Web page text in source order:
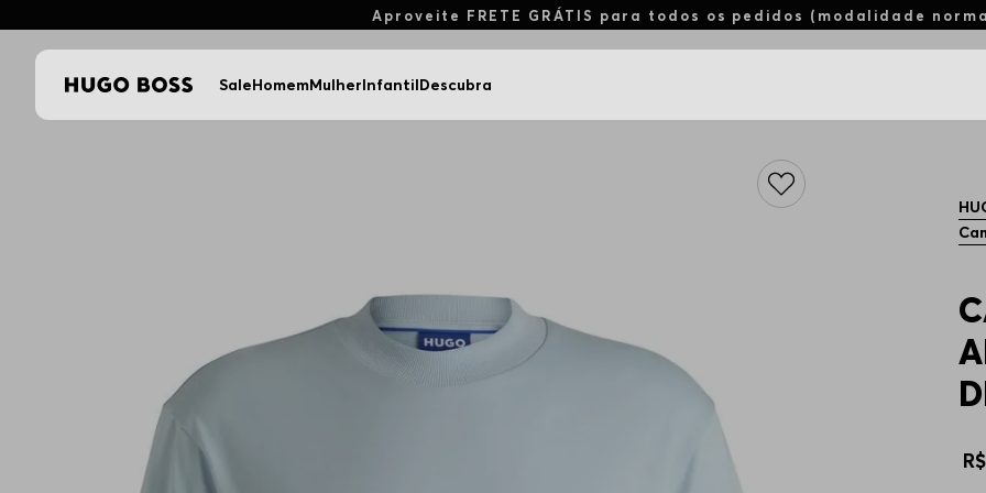
Aproveite FRETE GRÁTIS para todos os pedidos (modalidade
SaleHomemMulherInfantilDescubra
R$